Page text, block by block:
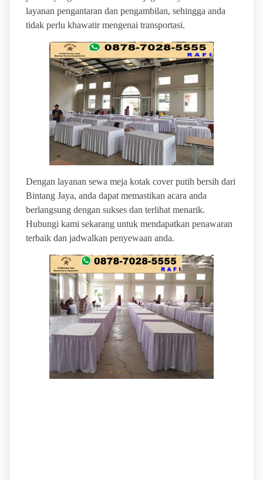
layanan pengantaran dan pengambilan, sehingga anda
tidak perlu khawatir mengenai transportasi.
Dengan layanan sewa meja kotak cover putih bersih dari
Bintang Jaya, anda dapat memastikan acara anda
berlangsung dengan sukses dan terlihat menarik.
Hubungi kami sekarang untuk mendapatkan penawaran
terbaik dan jadwalkan penyewaan anda.